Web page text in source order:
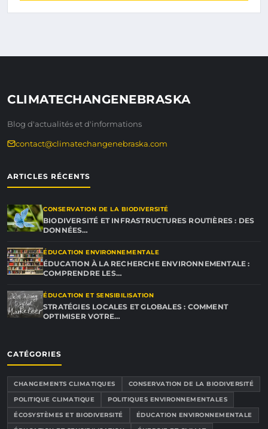
CLIMATECHANGENEBRASKA
Blog d'actualités et d'informations
contact@climatechangenebraska.com
ARTICLES RÉCENTS
CONSERVATION DE LA BIODIVERSITÉ
BIODIVERSITÉ ET INFRASTRUCTURES ROUTIÈRES : DES
DONNÉES…
ÉDUCATION ENVIRONNEMENTALE
ÉDUCATION À LA RECHERCHE ENVIRONNEMENTALE :
COMPRENDRE LES…
ÉDUCATION ET SENSIBILISATION
STRATÉGIES LOCALES ET GLOBALES : COMMENT
OPTIMISER VOTRE…
CATÉGORIES
CHANGEMENTS CLIMATIQUES
CONSERVATION DE LA BIODIVERSITÉ
POLITIQUE CLIMATIQUE
POLITIQUES ENVIRONNEMENTALES
ÉCOSYSTÈMES ET BIODIVERSITÉ
ÉDUCATION ENVIRONNEMENTALE